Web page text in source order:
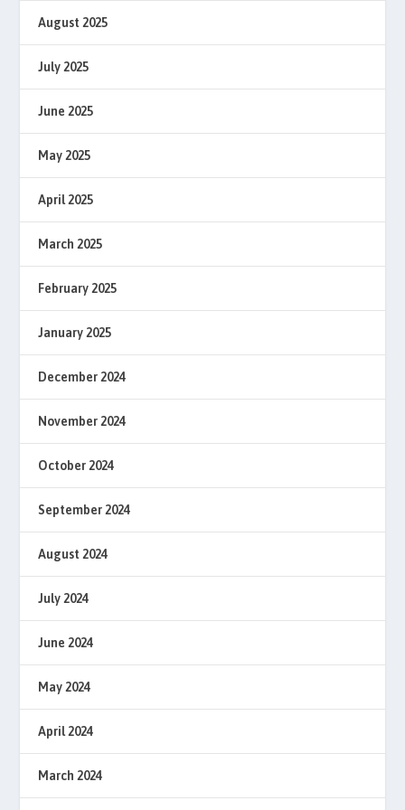
August 2025
July 2025
June 2025
May 2025
April 2025
March 2025
February 2025
January 2025
December 2024
November 2024
October 2024
September 2024
August 2024
July 2024
June 2024
May 2024
April 2024
March 2024